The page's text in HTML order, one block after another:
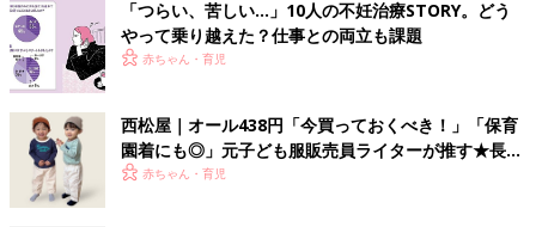
「つらい、苦しい…」10人の不妊治療STORY。どう
やって乗り越えた？仕事との両立も課題
赤ちゃん・育児
西松屋｜オール438円「今買っておくべき！」「保育
園着にも◎」元子ども服販売員ライターが推す★長袖
Tシャツ5選
赤ちゃん・育児